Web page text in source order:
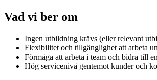
Vad vi ber om
Ingen utbildning krävs (eller relevant
Flexibilitet och tillgänglighet att arbeta
Förmåga att arbeta i team och bidra till
Hög servicenivå gentemot kunder och